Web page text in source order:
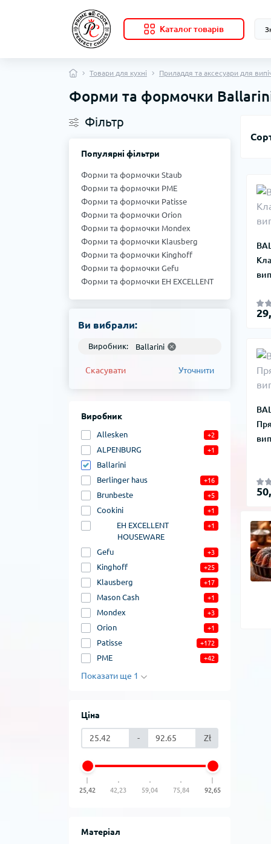
Каталог товарів
Товари для кухні Приладдя та аксесуари для
Форми та формочки
Фільтр
Популярні фільтри
Форми та формочки Staub
Форми та формочки PME
Форми та формочки Patisse
Форми та формочки Orion
Форми та формочки Mondex
Форми та формочки Klausberg
Форми та формочки Kinghoff
Форми та формочки Gefu
Форми та формочки EH EXCELLENT
Форми та формочки Brunbeste
Форми та формочки Berlinger haus
Форми та формочки Ballarini
Ви вибрали:
Виробник: Ballarini
Скасувати Уточнити
Виробник
Allesken +2
ALPENBURG +1
Ballarini
Berlinger haus
+16
Brunbeste +5
Cookini +1
EH EXCELLENT
HOUSEWARE
+1
Gefu +3
Kinghoff +25
Klausberg +17
Mason Cash +1
Mondex +3
Orion +1
Patisse +172
PME +42
Показати ще 1
Ціна
- Zł
25,42 42,23 59,04 75,84 92,65
Матеріал